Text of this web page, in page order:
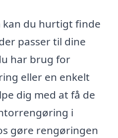
du hurtigt finde
passer til dine
har brug for
eller en enkelt
dig med at få de
i
gøre rengøringen